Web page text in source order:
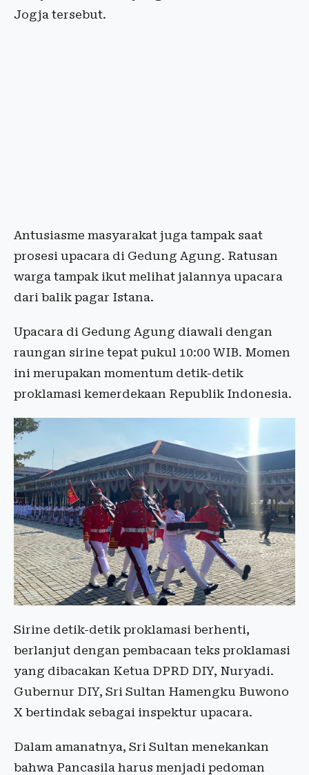
Jogja tersebut.
Antusiasme masyarakat juga tampak saat
prosesi upacara di Gedung Agung. Ratusan
warga tampak ikut melihat jalannya upacara
dari balik pagar Istana.
Upacara di Gedung Agung diawali dengan
raungan sirine tepat pukul 10:00 WIB. Momen
ini merupakan momentum detik-detik
proklamasi kemerdekaan Republik Indonesia.
Sirine detik-detik proklamasi berhenti,
berlanjut dengan pembacaan teks proklamasi
yang dibacakan Ketua DPRD DIY, Nuryadi.
Gubernur DIY, Sri Sultan Hamengku Buwono
X bertindak sebagai inspektur upacara.
Dalam amanatnya, Sri Sultan menekankan
bahwa Pancasila harus menjadi pedoman